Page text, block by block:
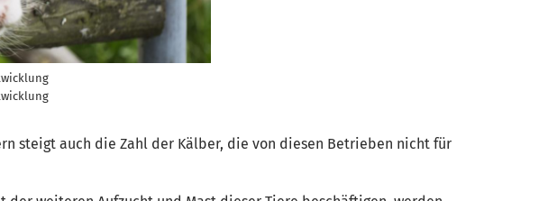
steigt auch die Zahl der Kälber, die von diesen Betrieben nicht für